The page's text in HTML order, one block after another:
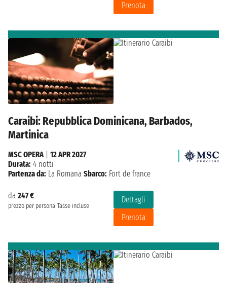
Prenota
Caraibi: Repubblica Dominicana, Barbados,
Martinica
da 247 €
prezzo per persona Tasse incluse
Dettagli
Prenota
MSC OPERA
12 APR 2027
Durata: 4 notti
Partenza da: La Romana Sbarco: Fort de france